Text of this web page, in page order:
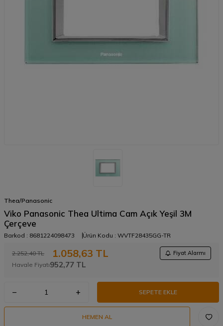
Thea/Panasonic
Viko Panasonic Thea Ultima Cam Açık Yeşil 3M
Çerçeve
Barkod : 8681224098473 Ürün Kodu : WVTF28435GG-TR
2.252,40TL 1.058,63 TL Fiyat Alarmı
Havale Fiyatı952,77 TL
SEPETE EKLE
HEMEN AL